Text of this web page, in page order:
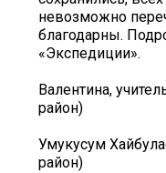
невозможно
благодарны.
«Экспедиции».
Валентина,
район)
Умукусум
район)